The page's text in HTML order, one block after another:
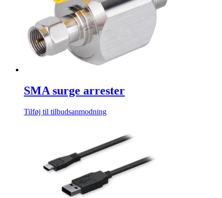
SMA surge arrester
Tilføj til tilbudsanmodning